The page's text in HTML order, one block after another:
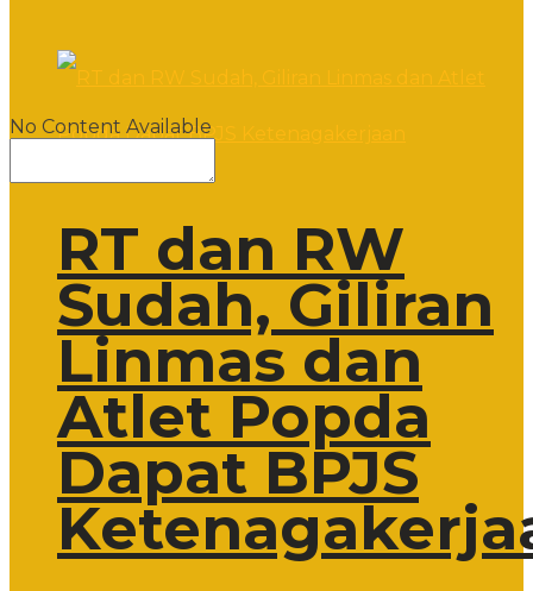
RT dan RW
Sudah, Giliran
Linmas dan
Atlet Popda
Dapat BPJS
No Content Available